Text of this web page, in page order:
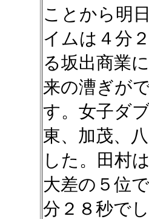
ことから明
イムは４分
る坂出商業
来の漕ぎが
す。女子ダ
東、加茂、
した。田村
大差の５位
分２８秒で